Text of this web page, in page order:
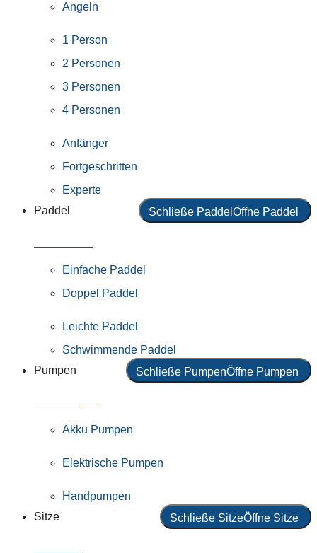
Angeln
1 Person
2 Personen
3 Personen
4 Personen
Anfänger
Fortgeschritten
Experte
Paddel
Schließe Paddel Öffne Paddel
Einfache Paddel
Doppel Paddel
Leichte Paddel
Schwimmende Paddel
Pumpen
Schließe PumpenÖffne Pumpen
Akku Pumpen
Elektrische Pumpen
Handpumpen
Sitze
Schließe SitzeÖffne Sitze